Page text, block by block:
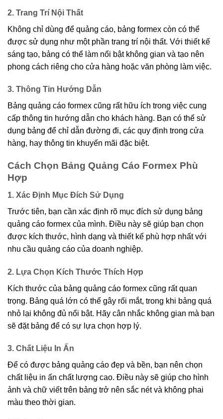
2. Trang Trí Nội Thất
Không chỉ dùng để quảng cáo, bảng formex còn có thể
được sử dụng như một phần trang trí nội thất. Với thiết kế
sáng tạo, bảng có thể làm nổi bật không gian và tạo nên
phong cách riêng cho cửa hàng hoặc văn phòng làm việc.
3. Thông Tin Hướng Dẫn
Bảng quảng cáo formex cũng rất hữu ích trong việc cung
cấp thông tin hướng dẫn cho khách hàng. Bạn có thể sử
dụng bảng để chỉ dẫn đường đi, các quy định trong cửa
hàng, hay thông tin khuyến mãi đặc biệt.
Cách Chọn Bảng Quảng Cáo Formex Phù
Hợp
1. Xác Định Mục Đích Sử Dụng
Trước tiên, bạn cần xác định rõ mục đích sử dụng bảng
quảng cáo formex của mình. Điều này sẽ giúp bạn chọn
được kích thước, hình dạng và thiết kế phù hợp nhất với
nhu cầu quảng cáo của doanh nghiệp.
2. Lựa Chọn Kích Thước Thích Hợp
Kích thước của bảng quảng cáo formex cũng rất quan
trọng. Bảng quá lớn có thể gây rối mắt, trong khi bảng quá
nhỏ lại không đủ nổi bật. Hãy cân nhắc không gian mà bạn
sẽ đặt bảng để có sự lựa chọn hợp lý.
3. Chất Liệu In Ấn
Để có được bảng quảng cáo đẹp và bền, bạn nên chọn
chất liệu in ấn chất lượng cao. Điều này sẽ giúp cho hình
ảnh và chữ viết trên bảng trở nên sắc nét và không phai
màu theo thời gian.